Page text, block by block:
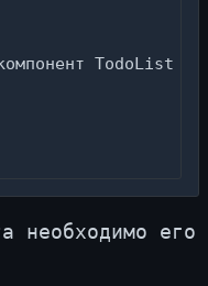
необ­хо­ди­мо его